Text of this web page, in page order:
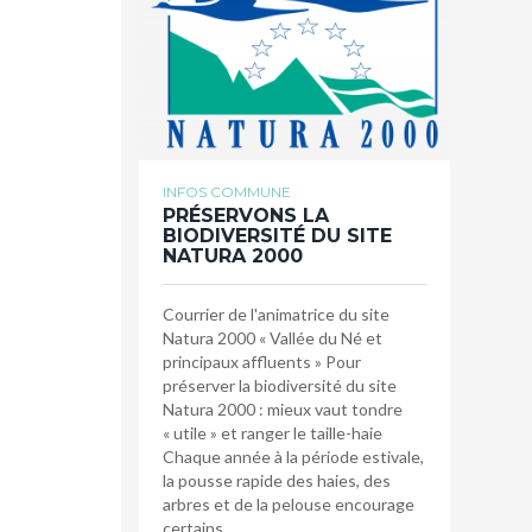
INFOS COMMUNE
PRÉSERVONS LA
BIODIVERSITÉ DU SITE
NATURA 2000
Courrier de l'animatrice du site
Natura 2000 « Vallée du Né et
principaux affluents » Pour
préserver la biodiversité du site
Natura 2000 : mieux vaut tondre
« utile » et ranger le taille-haie
Chaque année à la période estivale,
la pousse rapide des haies, des
arbres et de la pelouse encourage
certains…